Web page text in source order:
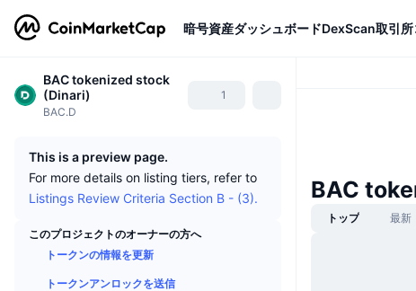
暗号資産ダッシュボードDexScan取引所
BAC tokenized stock
(Dinari)
BAC.D
1
This is a preview page.
For more details on listing tiers, refer to
Listings Review Criteria Section B - (3).
このプロジェクトのオーナーの方へ
トークンの情報を更新
トークンアンロックを送信
BAC
トップ 最新